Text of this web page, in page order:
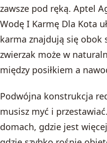
zawsze pod ręką. Aptel
Wodę I Karmę Dla Kota
karma znajdują się obok
zwierzak może w
między posiłkiem a
Podwójna konstrukcja
musisz myć i
domach, gdzie jest